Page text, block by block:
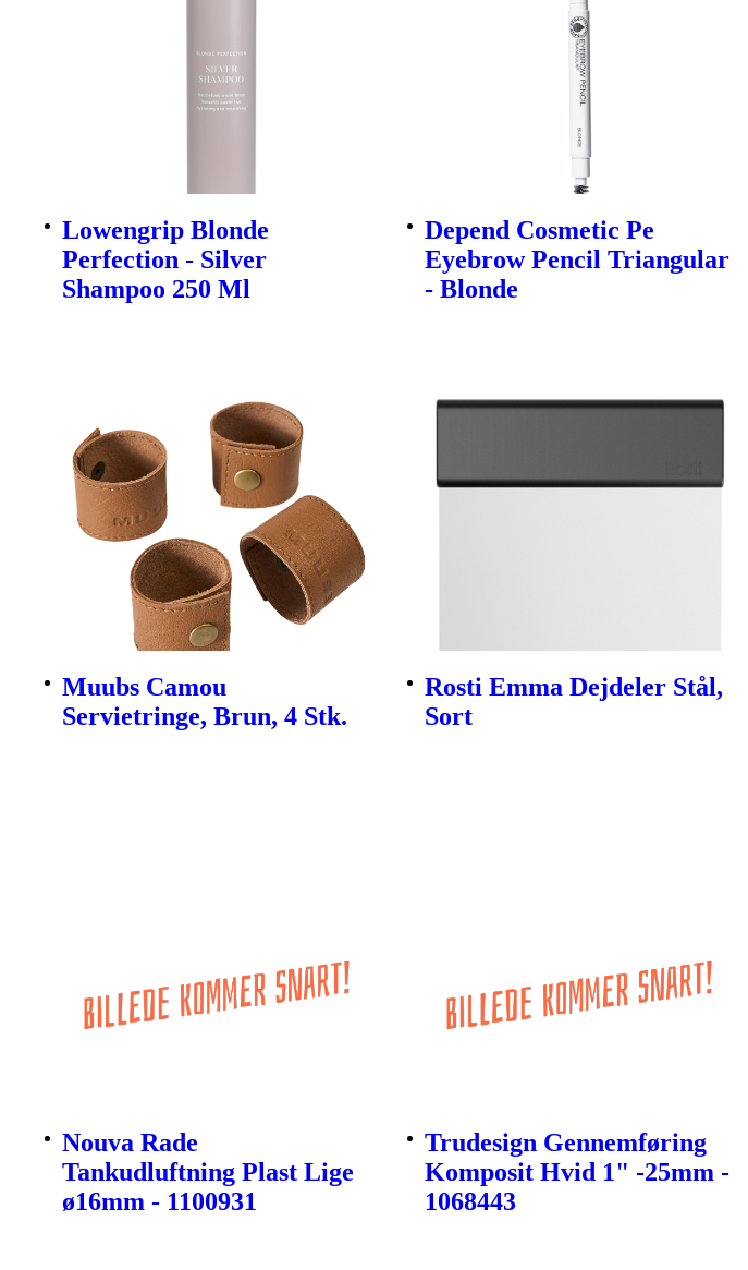
Lowengrip Blonde
Perfection - Silver
Shampoo 250 Ml
Depend Cosmetic Pe
Eyebrow Pencil Triangular
- Blonde
Muubs Camou
Servietringe, Brun, 4 Stk.
Rosti Emma Dejdeler Stål,
Sort
Nouva Rade
Tankudluftning Plast Lige
ø16mm - 1100931
Trudesign Gennemføring
Komposit Hvid 1" -25mm -
1068443